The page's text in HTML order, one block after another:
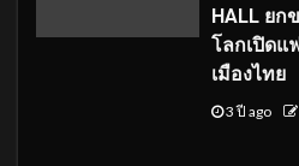
HALL ยก
โลกเปิดแ
เมืองไทย
3 ปี ago